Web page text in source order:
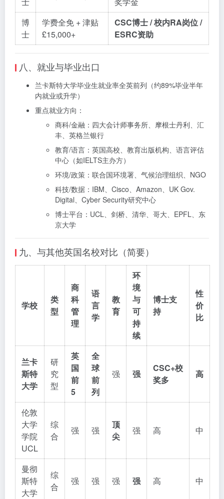
博
士
学费全免 + 津贴
£15,000+
CSC博士 / 校内RA岗位 /
ESRC资助
八、就业与毕业出口
兰卡斯特大学毕业生就业率全英前列（约89%毕业半年
内就业或升学）
重点就业方向：
商科/金融：四大会计师事务所、摩根士丹利、汇
丰、英格兰银行
教育/语言：英国高校、教育出版机构、语言评估
中心（如IELTS主办方）
环境/政策：联合国环境署、气候治理组织、NGO
科技/数据：IBM、Cisco、Amazon、UK Gov.
Digital、Cyber Security研究中心
博士平台：UCL、剑桥、清华、哥大、EPFL、东
京大学
九、与其他英国名校对比（简要）
学校
类
型
商
科
管
理
语
言
学
教
育
环
境
与
可
持
续
博士支
持
性
价
比
兰卡
斯特
大学
研
究
型
英
国
前
5
全
球
前
列
强 强
CSC+校
奖多
高
伦敦
大学
学院
UCL
综
合
强 强
顶
尖
强 高 中
曼彻
斯特
大学
综
合
强 强 强 强 高 中